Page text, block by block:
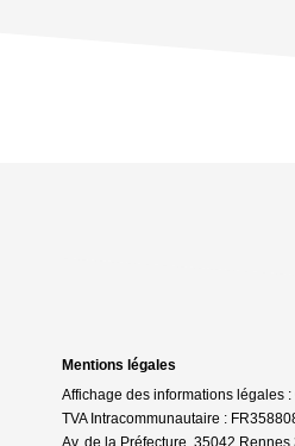
Mentions légales
Affichage des informations légales
TVA Intracommunautaire :
Av. de la Préfecture, 35042